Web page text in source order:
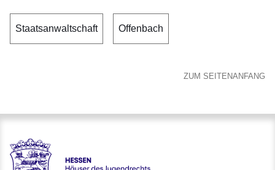
Staatsanwaltschaft Offenbach
ZUM SEITENANFANG